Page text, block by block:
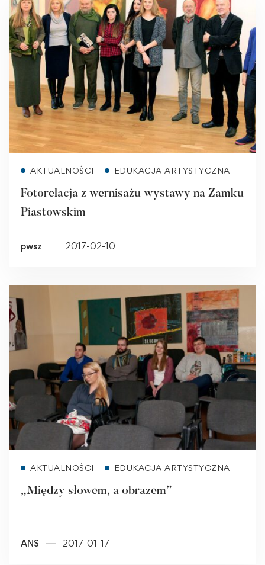
AKTUALNOŚCI EDUKACJA ARTYSTYCZNA
Fotorelacja z wernisażu wystawy na Zamku
Piastowskim
pwsz 2017-02-10
AKTUALNOŚCI EDUKACJA ARTYSTYCZNA
„Między słowem, a obrazem”
ANS 2017-01-17